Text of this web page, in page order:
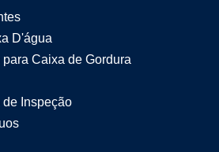
D'água
Caixa de Gordura
Inspeção